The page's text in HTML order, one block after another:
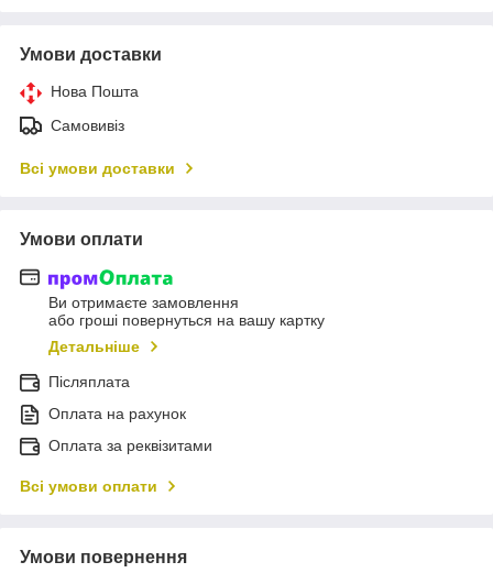
Умови доставки
Нова Пошта
Самовивіз
Всі умови доставки
Умови оплати
Ви отримаєте замовлення
або гроші повернуться на вашу картку
Детальніше
Післяплата
Оплата на рахунок
Оплата за реквізитами
Всі умови оплати
Умови повернення